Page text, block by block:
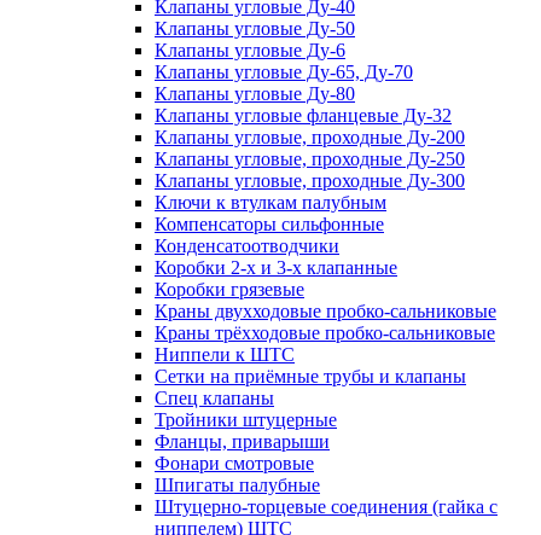
Клапаны угловые Ду-40
Клапаны угловые Ду-50
Клапаны угловые Ду-6
Клапаны угловые Ду-65, Ду-70
Клапаны угловые Ду-80
Клапаны угловые фланцевые Ду-32
Клапаны угловые, проходные Ду-200
Клапаны угловые, проходные Ду-250
Клапаны угловые, проходные Ду-300
Ключи к втулкам палубным
Компенсаторы сильфонные
Конденсатоотводчики
Коробки 2-х и 3-х клапанные
Коробки грязевые
Краны двухходовые пробко-сальниковые
Краны трёхходовые пробко-сальниковые
Ниппели к ШТС
Сетки на приёмные трубы и клапаны
Спец клапаны
Тройники штуцерные
Фланцы, приварыши
Фонари смотровые
Шпигаты палубные
Штуцерно-торцевые соединения (гайка с
ниппелем) ШТС